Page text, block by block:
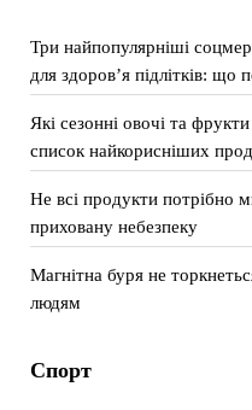
Три найпопулярніші
для здоров’я підлітків: що
Які сезонні овочі та
список найкорисніших
Не всі продукти потрібно
приховану небезпеку
Магнітна буря не
людям
Спорт